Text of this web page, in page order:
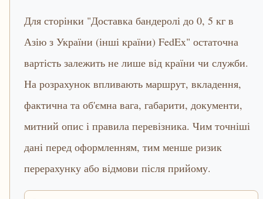
Для сторінки "Доставка бандеролі до 0, 5 кг в
Азію з України (інші країни) FedEx" остаточна
вартість залежить не лише від країни чи служби.
На розрахунок впливають маршрут, вкладення,
фактична та об'ємна вага, габарити, документи,
митний опис і правила перевізника. Чим точніші
дані перед оформленням, тим менше ризик
перерахунку або відмови після прийому.